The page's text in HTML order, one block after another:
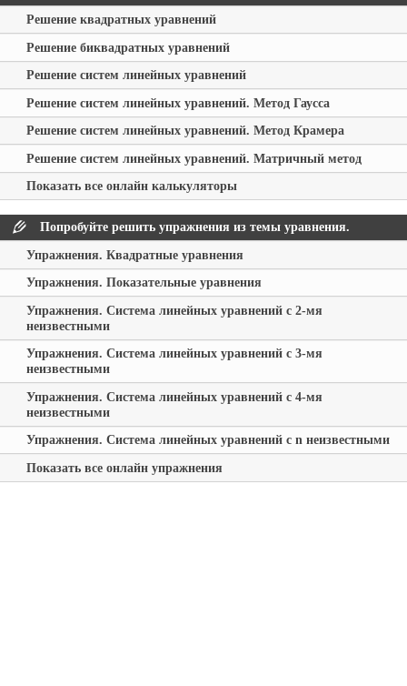
Решение квадратных уравнений
Решение биквадратных уравнений
Решение систем линейных уравнений
Решение систем линейных уравнений. Метод Гаусса
Решение систем линейных уравнений. Метод Крамера
Решение систем линейных уравнений. Матричный метод
Показать все онлайн калькуляторы
Попробуйте решить упражнения из темы уравнения.
Упражнения. Квадратные уравнения
Упражнения. Показательные уравнения
Упражнения. Система линейных уравнений с 2-мя
неизвестными
Упражнения. Система линейных уравнений с 3-мя
неизвестными
Упражнения. Система линейных уравнений с 4-мя
неизвестными
Упражнения. Система линейных уравнений с n неизвестными
Показать все онлайн упражнения